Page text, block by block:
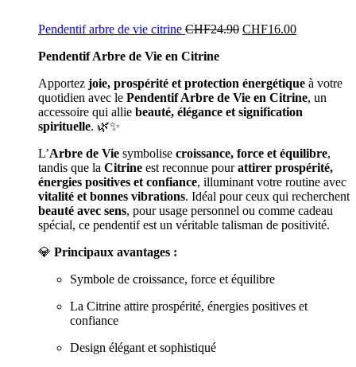
Pendentif arbre de vie citrine CHF24.90 CHF16.00
Pendentif Arbre de Vie en Citrine
Apportez joie, prospérité et protection énergétique à votre
quotidien avec le Pendentif Arbre de Vie en Citrine, un
accessoire qui allie beauté, élégance et signification
spirituelle. 🌿✨
L’Arbre de Vie symbolise croissance, force et équilibre,
tandis que la Citrine est reconnue pourattirer prospérité,
énergies positives et confiance, illuminant votre routine avec
vitalité et bonnes vibrations. Idéal pour ceux qui recherchent
beauté avec sens, pour usage personnel ou comme cadeau
spécial, ce pendentif est un véritable talisman de positivité.
💎 Principaux avantages :
Symbole de croissance, force et équilibre
La Citrine attire prospérité, énergies positives et
confiance
Design élégant et sophistiqué